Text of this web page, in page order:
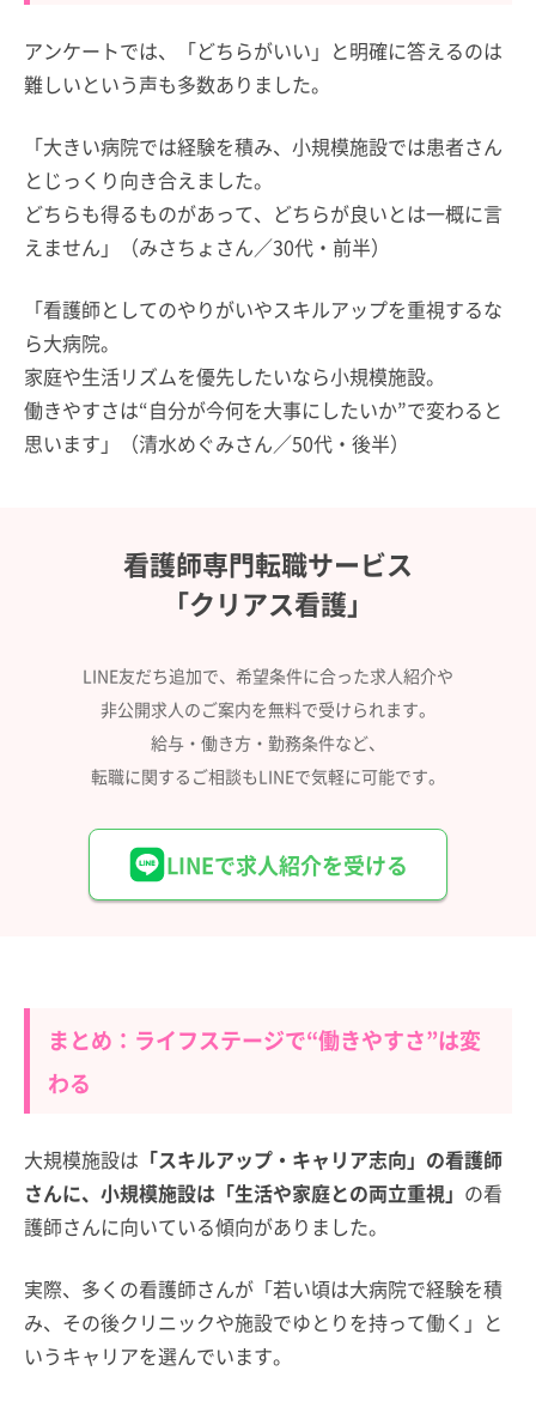
アンケートでは、「どちらがいい」と明確に答えるのは
難しいという声も多数ありました。
「大きい病院では経験を積み、小規模施設では患者さん
とじっくり向き合えました。
どちらも得るものがあって、どちらが良いとは一概に言
えません」（みさちょさん／30代・前半）
「看護師としてのやりがいやスキルアップを重視するな
ら大病院。
家庭や生活リズムを優先したいなら小規模施設。
働きやすさは“自分が今何を大事にしたいか”で変わると
思います」（清水めぐみさん／50代・後半）
看護師専門転職サービス
「クリアス看護」
LINE友だち追加で、希望条件に合った求人紹介や
非公開求人のご案内を無料で受けられます。
給与・働き方・勤務条件など、
転職に関するご相談もLINEで気軽に可能です。
LINEで求人紹介を受ける
まとめ：ライフステージで“働きやすさ”は変
わる
大規模施設は 「スキルアップ・キャリア志向」の看護師
さんに、小規模施設は「生活や家庭との両立重視」 の看
護師さんに向いている傾向がありました。
実際、多くの看護師さんが「若い頃は大病院で経験を積
み、その後クリニックや施設でゆとりを持って働く」と
いうキャリアを選んでいます。